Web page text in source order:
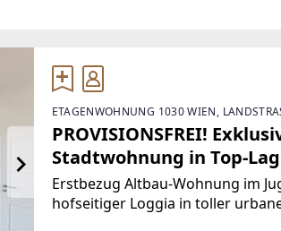
ETAGENWOHNUNG 1030 WIEN,
PROVISIONSFREI!
Stadtwohnung in Top-
Wohnen auf 126m² +
hochwertiger
Erstbezug Altbau-Wohnung im
hofseitiger Loggia in toller